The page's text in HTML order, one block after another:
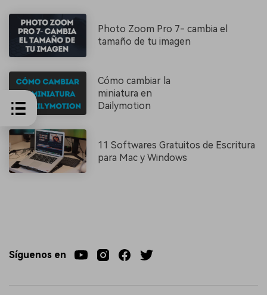
Photo Zoom Pro 7- cambia el
tamaño de tu imagen
Cómo cambiar la
miniatura en
Dailymotion
11 Softwares Gratuitos de Escritura
para Mac y Windows
Síguenos en